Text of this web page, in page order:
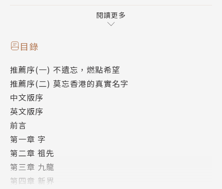
的白紙，英國前首相巴麥尊子爵說它是塊「荒蕪的礁
岩」，前港英總督寶靈爵士說它是「亂源的溫床」，柴
契爾夫人認為香港只是牌桌上的籌碼。對中國政府而
恥辱的根源，1997年回歸祖國是歷史時勢，沒有討論
的空間，也沒有改變的可能。在這其中，香港人都沒有
置喙的餘地，如同鄧小平所說的：「中英的談判會由中
國和英國解決……過去所謂三腳凳（中英港），沒有三
腳，只有兩腳（中英）。」
當2019年反送中運動在香港風起雲湧、鎮壓不斷
升級時，本書作者、長年報導書寫中國議題的林慕蓮，
開始深入研究香港歷史文獻，卻發現香港人在港英政
閱讀更多
目錄
推薦序(一) 不遺忘，燃點希望
推薦序(二) 莫忘香港的真實名字
中文版序
英文版序
前言
第一章 字
第二章 祖先
第三章 九龍
第四章 新界